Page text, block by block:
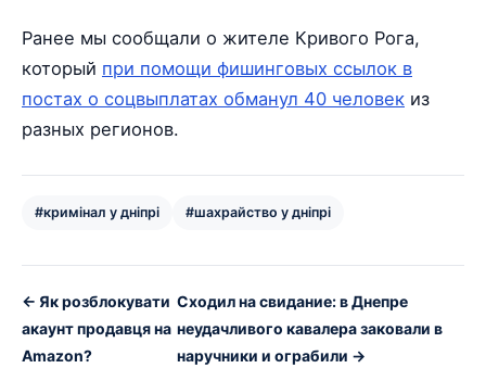
Ранее мы сообщали о жителе Кривого Рога,
который при помощи фишинговых ссылок в
постах о соцвыплатах обманул 40 человек из
разных регионов.
#кримінал у дніпрі #шахрайство у дніпрі
← Як розблокувати
акаунт продавця на
Amazon?
Сходил на свидание: в Днепре
неудачливого кавалера заковали в
наручники и ограбили →